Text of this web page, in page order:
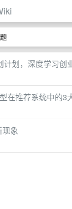
划，深度学习创
在推荐系统中的3
现象